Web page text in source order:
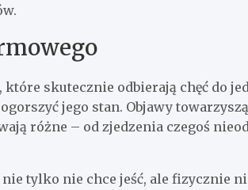
skutecznie odbierają chęć do
jego stan. Objawy
różne – od zjedzenia czegoś
tylko nie chce jeść, ale fizycznie